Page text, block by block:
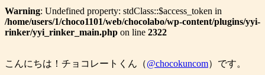
Warning: Undefined property: stdClass::$access_token in
/home/users/1/choco1101/web/chocolabo/wp-content/plugins/yyi-
rinker/yyi_rinker_main.php on line 2322
こんにちは！チョコレートくん（@chocokuncom）です。